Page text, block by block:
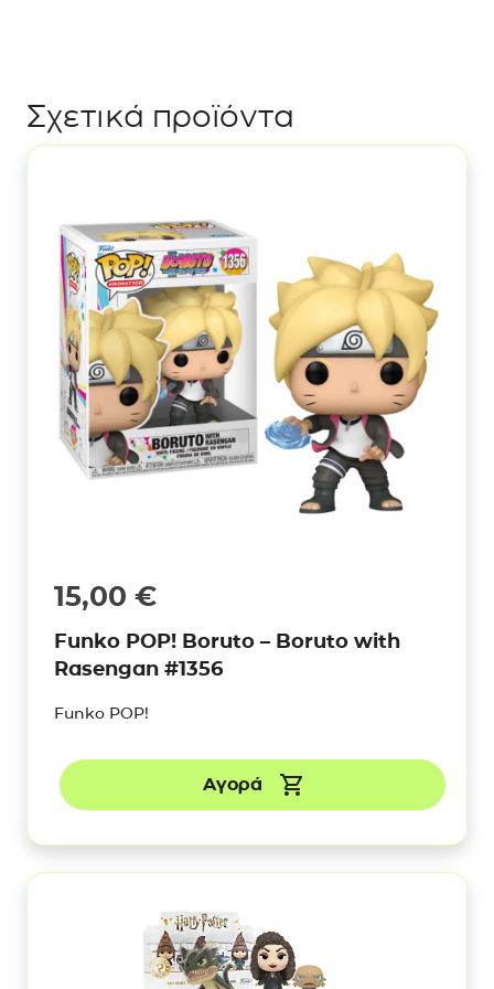
Σχετικά προϊόντα
15,00 €
Funko POP! Boruto – Boruto with
Rasengan #1356
Funko POP!
Αγορά